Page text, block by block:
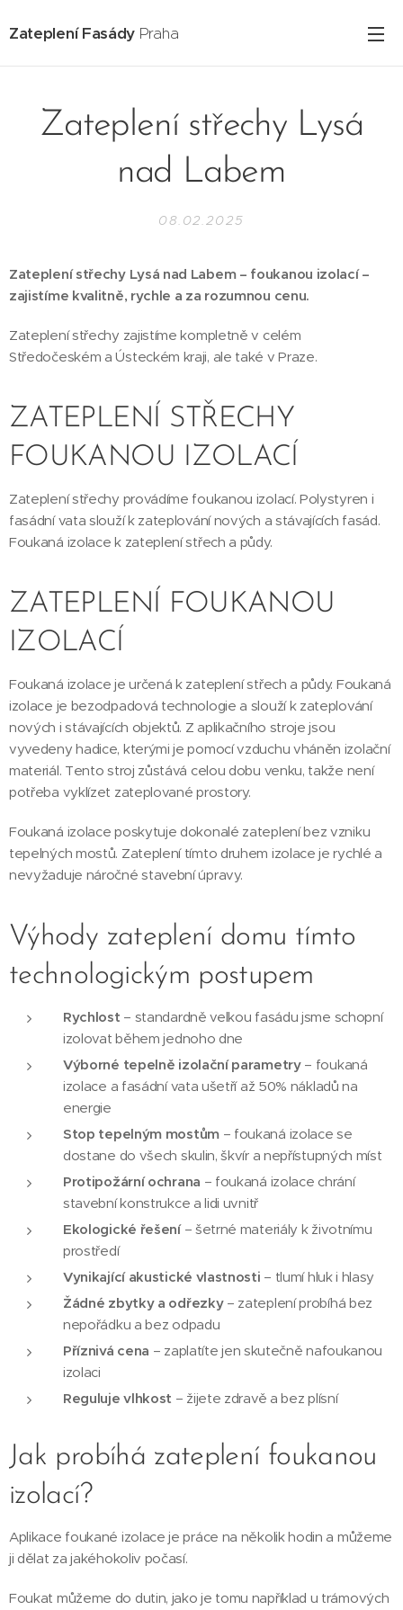
Zateplení Fasády Praha
Zateplení střechy Lysá
nad Labem
08.02.2025
Zateplení střechy Lysá nad Labem – foukanou izolací –
zajistíme kvalitně, rychle a za rozumnou cenu.
Zateplení střechy zajistíme kompletně v celém
Středočeském a Ústeckém kraji, ale také v Praze.
ZATEPLENÍ STŘECHY
FOUKANOU IZOLACÍ
Zateplení střechy provádíme foukanou izolací. Polystyren i
fasádní vata slouží k zateplování nových a stávajících fasád.
Foukaná izolace k zateplení střech a půdy.
ZATEPLENÍ FOUKANOU
IZOLACÍ
Foukaná izolace je určená k zateplení střech a půdy. Foukaná
izolace je bezodpadová technologie a slouží k zateplování
nových i stávajících objektů. Z aplikačního stroje jsou
vyvedeny hadice, kterými je pomocí vzduchu vháněn izolační
materiál. Tento stroj zůstává celou dobu venku, takže není
potřeba vyklízet zateplované prostory.
Foukaná izolace poskytuje dokonalé zateplení bez vzniku
tepelných mostů. Zateplení tímto druhem izolace je rychlé a
nevyžaduje náročné stavební úpravy.
Výhody zateplení domu tímto
technologickým postupem
Rychlost – standardně velkou fasádu jsme schopní
izolovat během jednoho dne
Výborné tepelně izolační parametry– foukaná
izolace a fasádní vata ušetří až 50% nákladů na
energie
Stop tepelným mostům– foukaná izolace se
dostane do všech skulin, škvír a nepřístupných míst
Protipožární ochrana – foukaná izolace chrání
stavební konstrukce a lidi uvnitř
Ekologické řešení– šetrné materiály k životnímu
prostředí
Vynikající akustické vlastnosti – tlumí hluk i hlasy
Žádné zbytky a odřezky– zateplení probíhá bez
nepořádku a bez odpadu
Příznivá cena – zaplatíte jen skutečně nafoukanou
izolaci
Reguluje vlhkost – žijete zdravě a bez plísní
Jak probíhá zateplení foukanou
izolací?
Aplikace foukané izolace je práce na několik hodin a můžeme
ji dělat za jakéhokoliv počasí.
Foukat můžeme do dutin, jako je tomu například u trámových